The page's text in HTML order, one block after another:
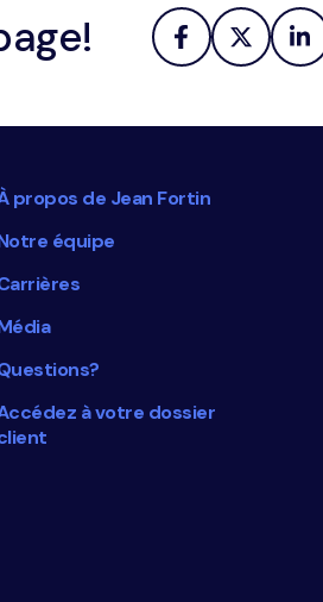
propos de Jean Fortin
équipe
à votre dossier